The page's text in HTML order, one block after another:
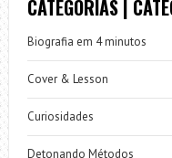
CATEGORIAS |
Biografia em 4 minutos
Cover & Lesson
Curiosidades
Detonando Métodos